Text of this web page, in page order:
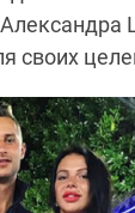
своих